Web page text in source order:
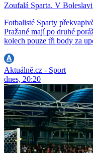
Zoufalá Sparta. V
Fotbalisté Sparty
Pražané mají po druhé
kolech pouze tři body za
Aktuálně.cz - Sport
dnes, 20:20